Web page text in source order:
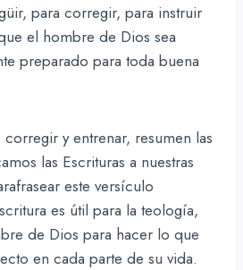
para corregir, para instruir
el hombre de Dios sea
preparado para toda buena
y entrenar, resumen las
las Escrituras a nuestras
este versículo
es útil para la teología,
de Dios para hacer lo que
en cada parte de su vida.